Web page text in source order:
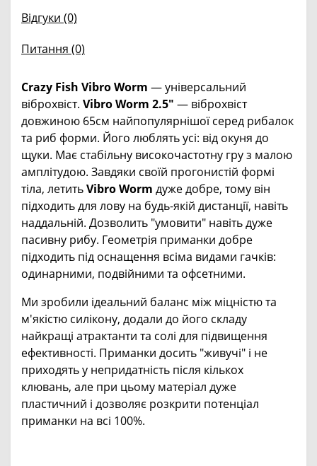
Відгуки (0)
Питання (0)
Crazy Fish Vibro Worm — універсальний
віброхвіст. Vibro Worm 2.5" — віброхвіст
довжиною 65см найпопулярнішої серед рибалок
та риб форми. Його люблять усі: від окуня до
щуки. Має стабільну високочастотну гру з малою
амплітудою. Завдяки своїй прогонистій формі
тіла, летитьVibro Worm дуже добре, тому він
підходить для лову на будь-якій дистанції, навіть
наддальній. Дозволить "умовити" навіть дуже
пасивну рибу. Геометрія приманки добре
підходить під оснащення всіма видами гачків:
одинарними, подвійними та офсетними.
Ми зробили ідеальний баланс між міцністю та
м'якістю силікону, додали до його складу
найкращі атрактанти та солі для підвищення
ефективності. Приманки досить "живучі" і не
приходять у непридатність після кількох
клювань, але при цьому матеріал дуже
пластичний і дозволяє розкрити потенціал
приманки на всі 100%.